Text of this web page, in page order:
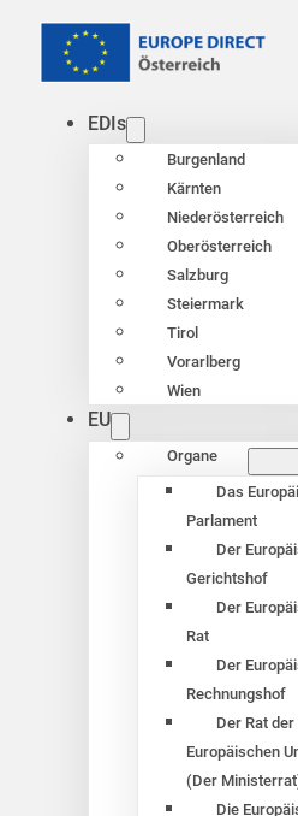
EDIs
Burgenland
Kärnten
Niederösterreich
Oberösterreich
Salzburg
Steiermark
Tirol
Vorarlberg
Wien
EU
Organe
Das
Parlament
Der
Gerichtshof
Der
Rat
Der
Rechnungshof
Der Rat der
Europäischen
(Der
Die